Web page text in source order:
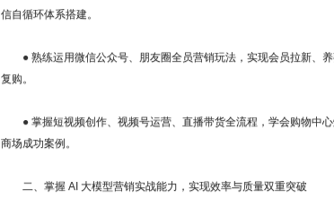
信自循环体系搭建。
● 熟练运用微信公众号、朋友圈全员营销玩法，实现会员拉新、
复购。
● 掌握短视频创作、视频号运营、直播带货全流程，学会购物中
商场成功案例。
二、掌握 AI 大模型营销实战能力，实现效率与质量双重突破